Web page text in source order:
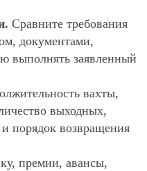
Сравните требования
документами,
выполнять заявленный
вахты,
выходных,
порядок возвращения
премии, авансы,